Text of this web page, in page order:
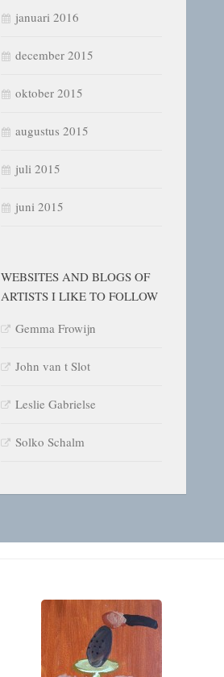
januari 2016
december 2015
oktober 2015
augustus 2015
juli 2015
juni 2015
WEBSITES AND BLOGS OF
ARTISTS I LIKE TO FOLLOW
Gemma Frowijn
John van t Slot
Leslie Gabrielse
Solko Schalm